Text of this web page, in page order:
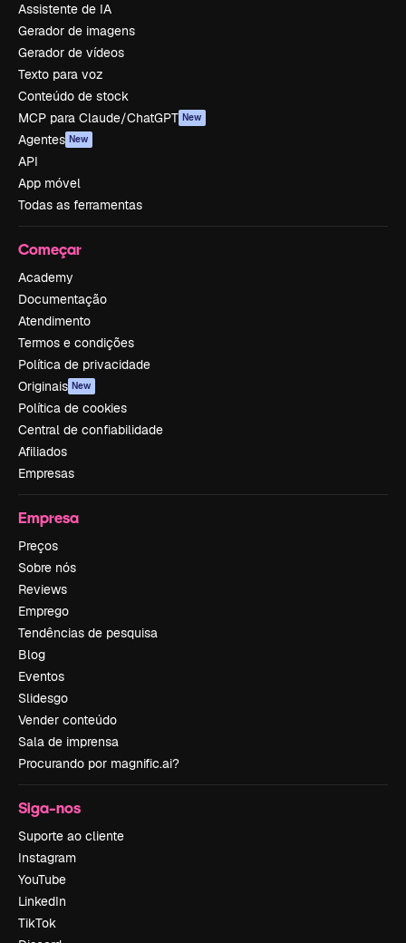
Assistente de IA
Gerador de imagens
Gerador de vídeos
Texto para voz
Conteúdo de stock
MCP para Claude/ChatGPT New
Agentes New
API
App móvel
Todas as ferramentas
Começar
Academy
Documentação
Atendimento
Termos e condições
Política de privacidade
Originais New
Política de cookies
Central de confiabilidade
Afiliados
Empresas
Empresa
Preços
Sobre nós
Reviews
Emprego
Tendências de pesquisa
Blog
Eventos
Slidesgo
Vender conteúdo
Sala de imprensa
Procurando por magnific.ai?
Siga-nos
Suporte ao cliente
Instagram
YouTube
LinkedIn
TikTok